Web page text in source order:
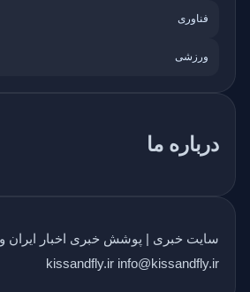
فناوری
ورزشی
درباره ما
سایت خبری | پوشش خبری اخبار ایران و
kissandfly.ir info@kissandfly.ir